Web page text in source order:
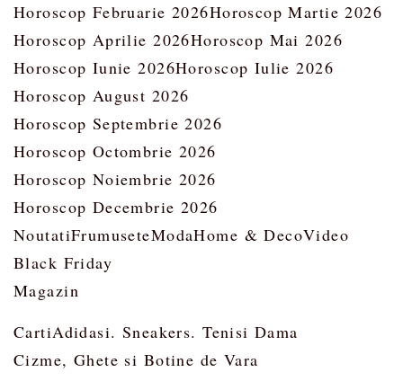
Horoscop Februarie 2026Horoscop Martie 2026
Horoscop Aprilie 2026Horoscop Mai 2026
Horoscop Iunie 2026Horoscop Iulie 2026
Horoscop August 2026
Horoscop Septembrie 2026
Horoscop Octombrie 2026
Horoscop Noiembrie 2026
Horoscop Decembrie 2026
NoutatiFrumuseteModaHome & DecoVideo
Black Friday
Magazin
CartiAdidasi. Sneakers. Tenisi Dama
Cizme, Ghete si Botine de Vara